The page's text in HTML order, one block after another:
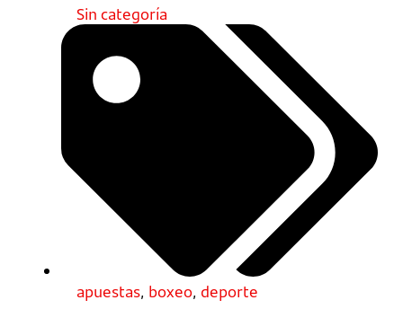
Sin categoría
apuestas, boxeo, deporte